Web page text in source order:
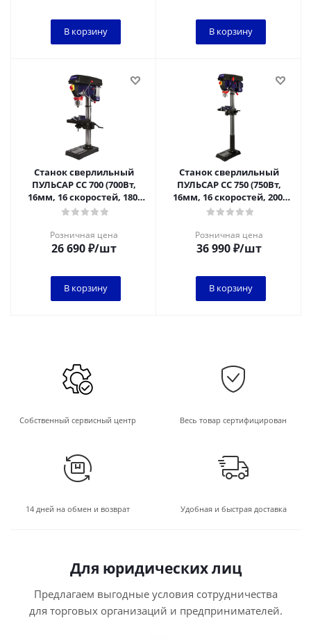
В корзину В корзину
Станок сверлильный
ПУЛЬСАР СС 700 (700Вт,
16мм, 16 скоростей, 180-
2770 об/мин, 39 кг)
Розничная цена
26 690₽/шт
В корзину
Станок сверлильный
ПУЛЬСАР СС 750 (750Вт,
16мм, 16 скоростей, 200-
2800 об/мин, 58 кг) + тиски
Розничная цена
36 990₽/шт
В корзину
Собственный сервисный центр Весь товар сертифицирован
14 дней на обмен и возврат Удобная и быстрая доставка
Для юридических лиц
Предлагаем выгодные условия сотрудничества
для торговых организаций и предпринимателей.